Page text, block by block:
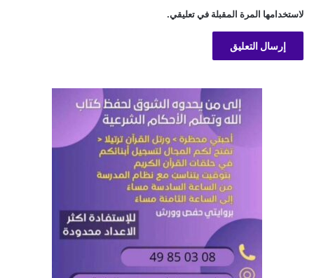
لاستخدامها المرة المقبلة في تعليقي.